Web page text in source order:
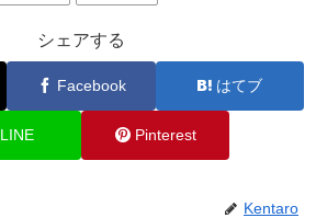
シェアする
Facebook はてブ
LINE Pinterest
Kentaro